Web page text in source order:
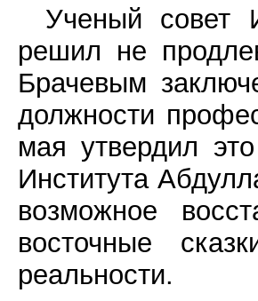
Ученый совет
решил не
Брачевым
должности
мая утвердил
Института
возможное
восточные
реальности.